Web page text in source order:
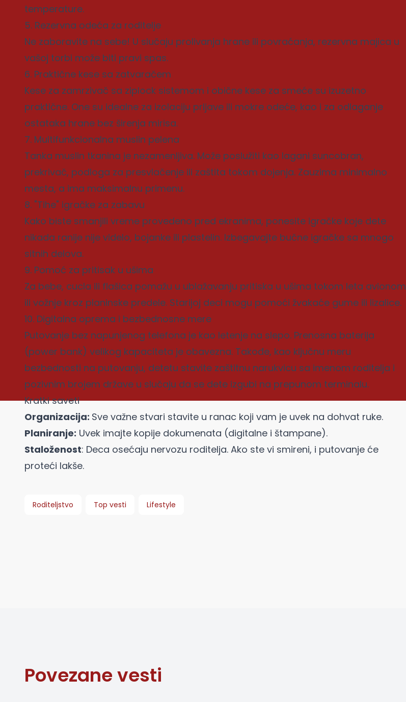
temperature.
5. Rezervna odeća za roditelje
Ne zaboravite na sebe! U slučaju prolivanja hrane ili povraćanja, rezervna majica u
vašoj torbi može biti pravi spas.
6. Praktične kese sa zatvaračem
Kese za zamrzivač sa ziplock sistemom i obične kese za smeće su izuzetno
praktične. One su idealne za izolaciju prljave ili mokre odeće, kao i za odlaganje
ostataka hrane bez širenja mirisa.
7. Multifunkcionalna muslin pelena
Tanka muslin tkanina je nezamenljiva. Može poslužiti kao lagani suncobran,
prekrivač, podloga za presvlačenje ili zaštita tokom dojenja. Zauzima minimalno
mesta, a ima maksimalnu primenu.
8. "Tihe" igračke za zabavu
Kako biste smanjili vreme provedeno pred ekranima, ponesite igračke koje dete
nikada ranije nije videlo, bojanke ili plastelin. Izbegavajte bučne igračke sa mnogo
sitnih delova.
9. Pomoć za pritisak u ušima
Za bebe, cucla ili flašica pomažu u ublažavanju pritiska u ušima tokom leta avionom
ili vožnje kroz planinske predele. Starijoj deci mogu pomoći žvakaće gume ili lizalice.
10. Digitalna oprema i bezbednosne mere
Putovanje bez napunjenog telefona je kao letenje na slepo. Prenosna baterija
(power bank) velikog kapaciteta je obavezna. Takođe, kao ključnu meru
bezbednosti na putovanju, detetu stavite zaštitnu narukvicu sa imenom roditelja i
pozivnim brojem države u slučaju da se dete izgubi na prepunom terminalu.
Kratki saveti
Organizacija: Sve važne stvari stavite u ranac koji vam je uvek na dohvat ruke.
Planiranje: Uvek imajte kopije dokumenata (digitalne i štampane).
Staloženost: Deca osećaju nervozu roditelja. Ako ste vi smireni, i putovanje će
proteći lakše.
Roditeljstvo Top vesti Lifestyle
Povezane vesti